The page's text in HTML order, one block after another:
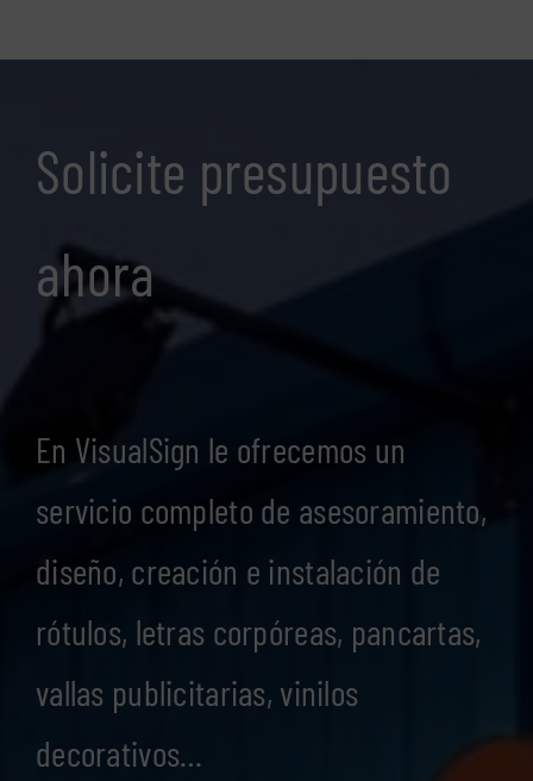
Solicite presupuesto
ahora
En VisualSign le ofrecemos un
servicio completo de asesoramiento,
diseño, creación e instalación de
rótulos, letras corpóreas, pancartas,
vallas publicitarias, vinilos
decorativos…